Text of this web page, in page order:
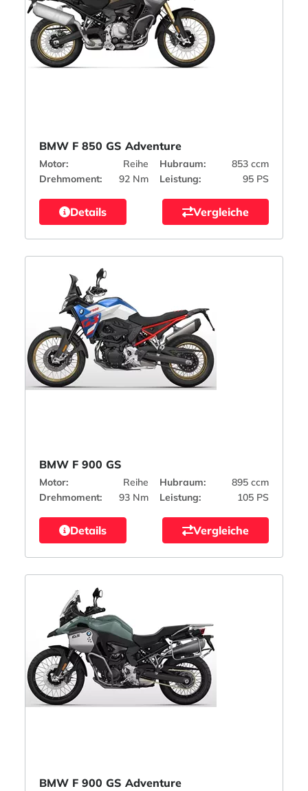
BMW F 850 GS Adventure
Motor: Reihe Hubraum:
853 ccm
Drehmoment:
92 Nm Leistung: 95 PS
Details Vergleiche
BMW F 900 GS
Motor: Reihe Hubraum:
895 ccm
Drehmoment:
93 Nm Leistung: 105 PS
Details Vergleiche
BMW F 900 GS Adventure